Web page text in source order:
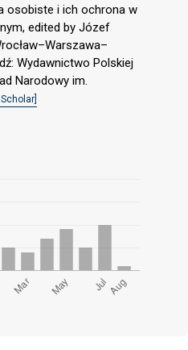
osobiste i ich ochrona w
edited by Józef
Wydawnictwo Polskiej
Narodowy im.